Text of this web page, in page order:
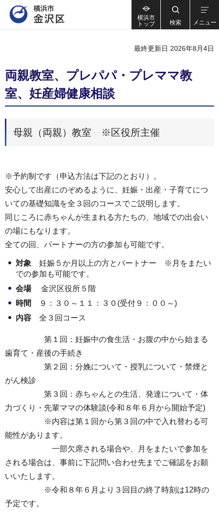
横浜市
トップ
検索 メニュー
最終更新日 2026年8月4日
両親教室、プレパパ・プレママ教
室、妊産婦健康相談
母親（両親）教室 ※区役所主催
※予約制です（申込方法は下記のとおり）。
安心して出産にのぞめるように、妊娠・出産・子育てにつ
いての基礎知識を全３回のコースでご説明します。
同じころに赤ちゃんが生まれる方たちの、地域での出会い
の場にもなります。
全ての回、パートナーの方の参加も可能です。
対象 妊娠５か月以上の方とパートナー ※月をまたい
での参加も可能です。
会場金沢区役所５階
時間
９：３０～１１：３０(受付９：００～)
内容 全３回コース
第１回：妊娠中の食生活・お腹の中から始まる
歯育て・産後の手続き
第２回：分娩について・授乳について・禁煙と
がん検診
第３回：赤ちゃんとの生活、発達について・体
力づくり・先輩ママの体験談(令和８年６月から開始予定)
※内容は第１回から第３回の中で入れ替わる可
能性があります。
一部欠席される場合や、月をまたいで参加を
される場合は、事前に下記問い合わせ先までご確認をお願
いいたします。
※令和８年６月より３回目の終了時刻は12時の
予定です。